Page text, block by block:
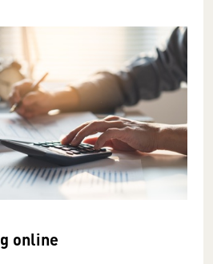
online